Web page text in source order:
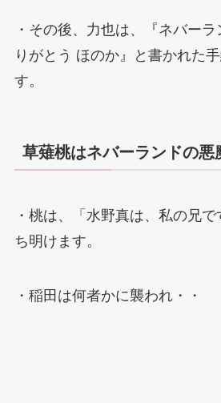
・その後、力也は、『ネバー
りがとう ほのか』と書かれた
す。
草薙桃はネバーランドの悪
・桃は、「水野真は、私の兄
ち明けます。
・稲田は何者かに襲われ・・